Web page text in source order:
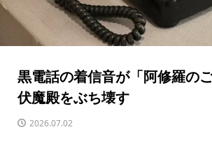
黒電話の着信音が「阿修羅の
伏魔殿をぶち壊す
2026.07.02